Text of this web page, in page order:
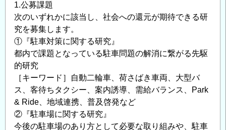
究
の
ご
案
内
の
1.公募課題
次のいずれかに該当し、社会への還元が期待できる研
究を募集します。
①『駐車対策に関する研究』
都内で課題となっている駐車問題の解消に繋がる先駆
的研究
［キーワード］自動二輪車、荷さばき車両、大型バ
ス、客待ちタクシー、案内誘導、需給バランス、Park
& Ride、地域連携、普及啓発など
②『駐車場に関する研究』
今後の駐車場のあり方として必要な取り組みや、駐車